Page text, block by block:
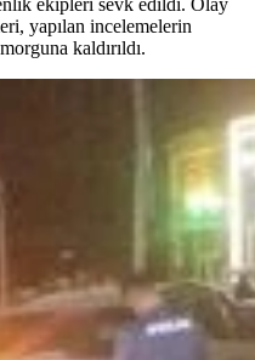
ekipleri sevk edildi. Olay
yapılan incelemelerin
kaldırıldı.